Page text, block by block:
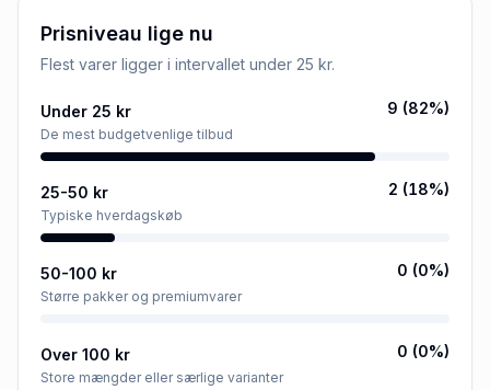
Prisniveau lige nu
Flest varer ligger i intervallet under 25 kr.
Under 25 kr
De mest budgetvenlige tilbud
9 (82%)
25-50 kr
Typiske hverdagskøb
2 (18%)
50-100 kr
Større pakker og premiumvarer
0 (0%)
Over 100 kr
Store mængder eller særlige varianter
0 (0%)